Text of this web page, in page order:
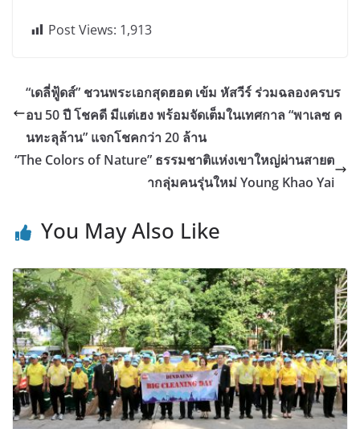
Post Views: 1,913
“เดลี่ฟู้ดส์” ชวนพระเอกสุดฮอต เข้ม หัสวีร์ ร่วมฉลองครบร
อบ 50 ปี โชคดี มีแต่เฮง พร้อมจัดเต็มในเทศกาล “พาเลซ ค
นทะลุล้าน” แจกโชคกว่า 20 ล้าน
“The Colors of Nature” ธรรมชาติแห่งเขาใหญ่ผ่านสายต
ากลุ่มคนรุ่นใหม่ Young Khao Yai
You May Also Like